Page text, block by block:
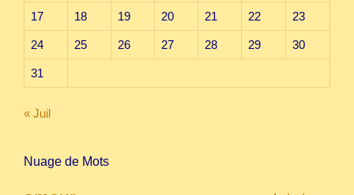
17 18 19 20 21 22 23
24 25 26 27 28 29 30
31
« Juil
Nuage de Mots